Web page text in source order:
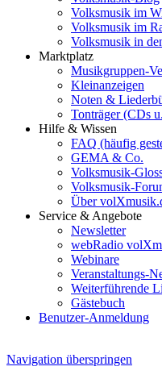
Volksmusik im
Volksmusik im
Volksmusik in
Marktplatz
Musikgruppen-
Kleinanzeigen
Noten &
Tonträger (CDs
Hilfe & Wissen
FAQ (häufig
GEMA & Co.
Volksmusik-
Volksmusik-
Über
Service & Angebote
Newsletter
webRadio
Webinare
Veranstaltungs-
Weiterführende
Gästebuch
Benutzer-Anmeldung
Navigation überspringen